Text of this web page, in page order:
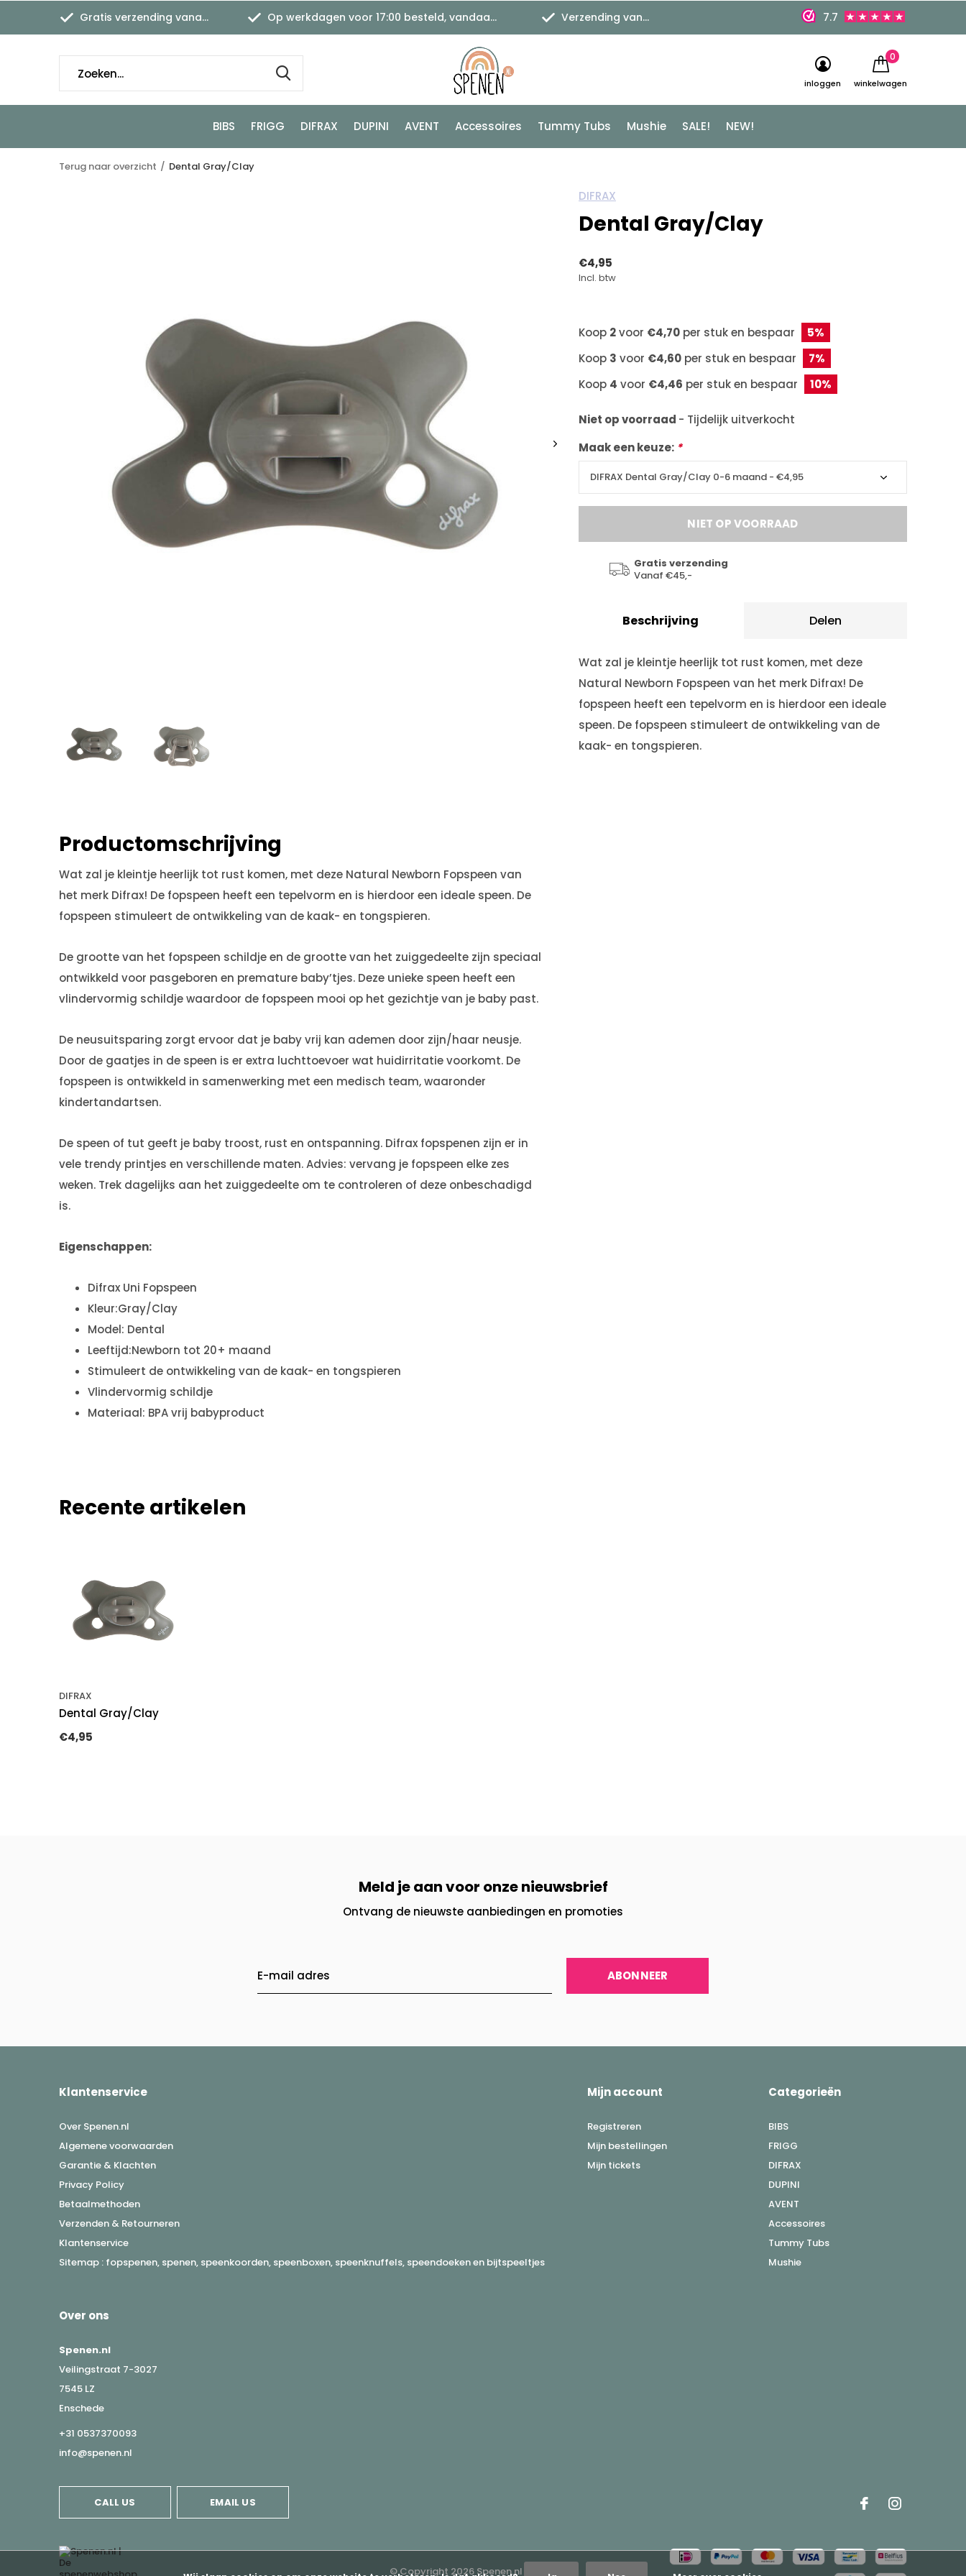
BIBS FRIGG DIFRAX DUPINI AVENT Accessoires Tummy Tubs Mushie SALE! NEW!
inloggen winkelwagen
0
Gratis verzending vanaf €45,- Op werkdagen voor 17:00 besteld, vandaag verzonden Verzending vanaf €1,11 7.7
Terug naar overzicht Dental Gray/Clay
DIFRAX
Dental Gray/Clay
€4,95
Incl. btw
Koop 2voor €4,70 per stuk en bespaar
5%
Koop 3 voor €4,60 per stuk en bespaar
7%
Koop 4 voor €4,46 per stuk en bespaar 10%
Niet op voorraad - Tijdelijk uitverkocht
Maak een keuze: *
NIET OP VOORRAAD
Gratis verzending
Vanaf €45,-
Beschrijving Delen
Wat zal je kleintje heerlijk tot rust komen, met deze
Natural Newborn Fopspeen van het merk Difrax! De
fopspeen heeft een tepelvorm en is hierdoor een ideale
speen. De fopspeen stimuleert de ontwikkeling van de
kaak- en tongspieren.
Productomschrijving
Wat zal je kleintje heerlijk tot rust komen, met deze Natural Newborn Fopspeen van
het merk Difrax! De fopspeen heeft een tepelvorm en is hierdoor een ideale speen. De
fopspeen stimuleert de ontwikkeling van de kaak- en tongspieren.
De grootte van het fopspeen schildje en de grootte van het zuiggedeelte zijn speciaal
ontwikkeld voor pasgeboren en premature baby’tjes. Deze unieke speen heeft een
vlindervormig schildje waardoor de fopspeen mooi op het gezichtje van je baby past.
De neusuitsparing zorgt ervoor dat je baby vrij kan ademen door zijn/haar neusje.
Door de gaatjes in de speen is er extra luchttoevoer wat huidirritatie voorkomt. De
fopspeen is ontwikkeld in samenwerking met een medisch team, waaronder
kindertandartsen.
De speen of tut geeft je baby troost, rust en ontspanning. Difrax fopspenen zijn er in
vele trendy printjes en verschillende maten. Advies: vervang je fopspeen elke zes
weken. Trek dagelijks aan het zuiggedeelte om te controleren of deze onbeschadigd
is.
Eigenschappen:
Difrax Uni Fopspeen
Kleur:Gray/Clay
Model: Dental
Leeftijd:Newborn tot 20+ maand
Stimuleert de ontwikkeling van de kaak- en tongspieren
Vlindervormig schildje
Materiaal: BPA vrij babyproduct
Recente artikelen
DIFRAX
Dental Gray/Clay
€4,95
Meld je aan voor onze nieuwsbrief
Ontvang de nieuwste aanbiedingen en promoties
ABONNEER
Klantenservice
Over Spenen.nl
Algemene voorwaarden
Garantie & Klachten
Privacy Policy
Betaalmethoden
Verzenden & Retourneren
Klantenservice
Sitemap : fopspenen, spenen, speenkoorden, speenboxen, speenknuffels, speendoeken en bijtspeeltjes
Mijn account
Registreren
Mijn bestellingen
Mijn tickets
Categorieën
BIBS
FRIGG
DIFRAX
DUPINI
AVENT
Accessoires
Tummy Tubs
Mushie
Over ons
Spenen.nl
Veilingstraat 7-3027
7545 LZ
Enschede
+31 0537370093
info@spenen.nl
CALL US EMAIL US
© Copyright 2026 Spenen.nl - RSS-feed